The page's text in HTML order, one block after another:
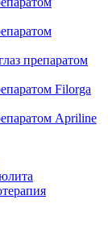
препаратом
Filorga
Apriline